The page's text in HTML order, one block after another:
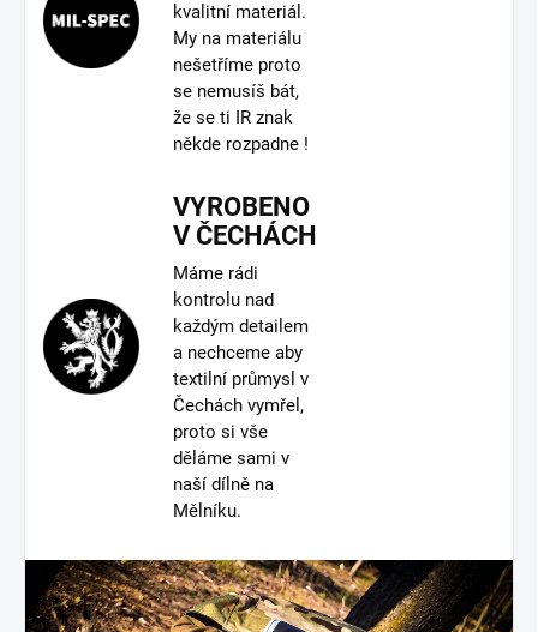
kvalitní materiál.
My na materiálu
nešetříme proto
se nemusíš bát,
že se ti IR znak
někde rozpadne !
VYROBENO
V ČECHÁCH
Máme rádi
kontrolu nad
každým detailem
a nechceme aby
textilní průmysl v
Čechách vymřel,
proto si vše
děláme sami v
naší dílně na
Mělníku.